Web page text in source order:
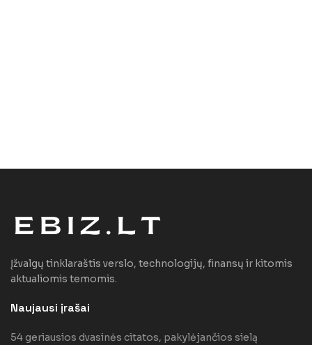
Įžvalgų tinklaraštis verslo, technologijų, finansų ir kitomis
aktualiomis temomis.
Naujausi įrašai
54 geriausios dvasinės citatos, pakylėjančios sielą